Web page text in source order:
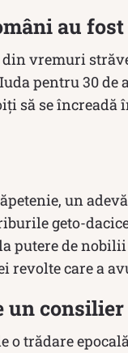
au
din vremuri
pentru 30
să se
un
geto-
putere de
revolte care a
un consilier
o trădare